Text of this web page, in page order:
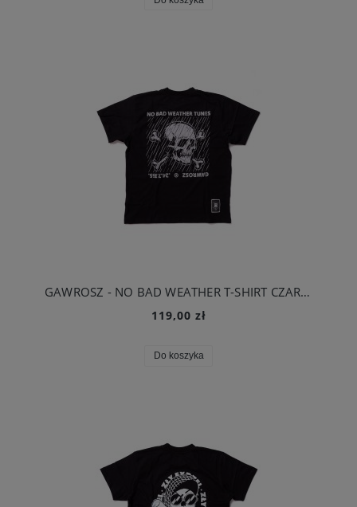
GAWROSZ - NO BAD WEATHER T-SHIRT CZARNY
119,00 zł
Do koszyka